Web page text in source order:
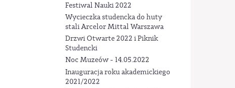
Festiwal Nauki 2022
Wycieczka studencka do huty
stali Arcelor Mittal Warszawa
Drzwi Otwarte 2022 i Piknik
Studencki
Noc Muzeów - 14.05.2022
Inauguracja roku akademickiego
2021/2022